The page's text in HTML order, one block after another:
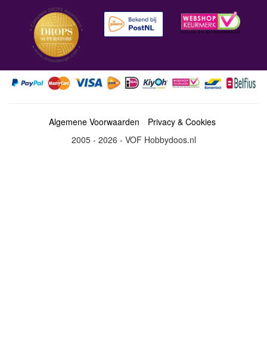
Algemene Voorwaarden
Privacy & Cookies
2005 - 2026 - VOF Hobbydoos.nl